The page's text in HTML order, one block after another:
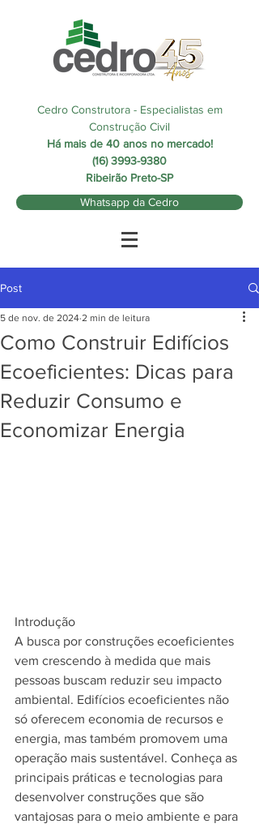
Cedro Construtora - Especialistas em
Construção Civil
Há mais de 40 anos no mercado!
(16) 3993-9380
Ribeirão Preto-SP
Whatsapp da Cedro
Post
Como Construir Edifícios
Ecoeficientes: Dicas para
Reduzir Consumo e
Economizar Energia
5 de nov. de 2024 2 min de leitura
Introdução
A busca por construções ecoeficientes
vem crescendo à medida que mais
pessoas buscam reduzir seu impacto
ambiental. Edifícios ecoeficientes não
só oferecem economia de recursos e
energia, mas também promovem uma
operação mais sustentável. Conheça as
principais práticas e tecnologias para
desenvolver construções que são
vantajosas para o meio ambiente e para